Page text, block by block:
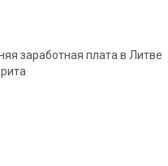
заработная плата в Литве